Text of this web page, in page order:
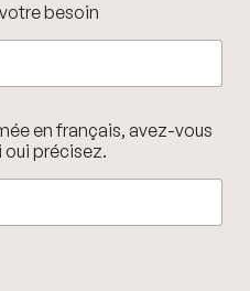
besoin
en français, avez-vous
précisez.